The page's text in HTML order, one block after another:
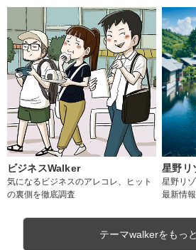
ビジネスWalker
気になるビジネスのアレコレ、ヒット
の裏側を徹底調査
星野リ
星野リ
最新情
テーマwalkerをもっ